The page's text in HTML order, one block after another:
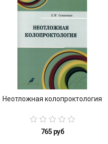
Неотложная колопроктология
765 руб